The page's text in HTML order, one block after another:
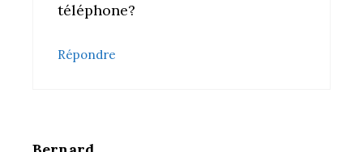
téléphone?
Répondre